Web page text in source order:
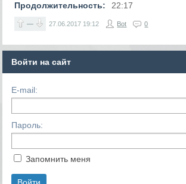
Продолжительность: 22:17
— 27.06.2017 19:12 Bot 0
Войти на сайт
E-mail:
Пароль:
Запомнить меня